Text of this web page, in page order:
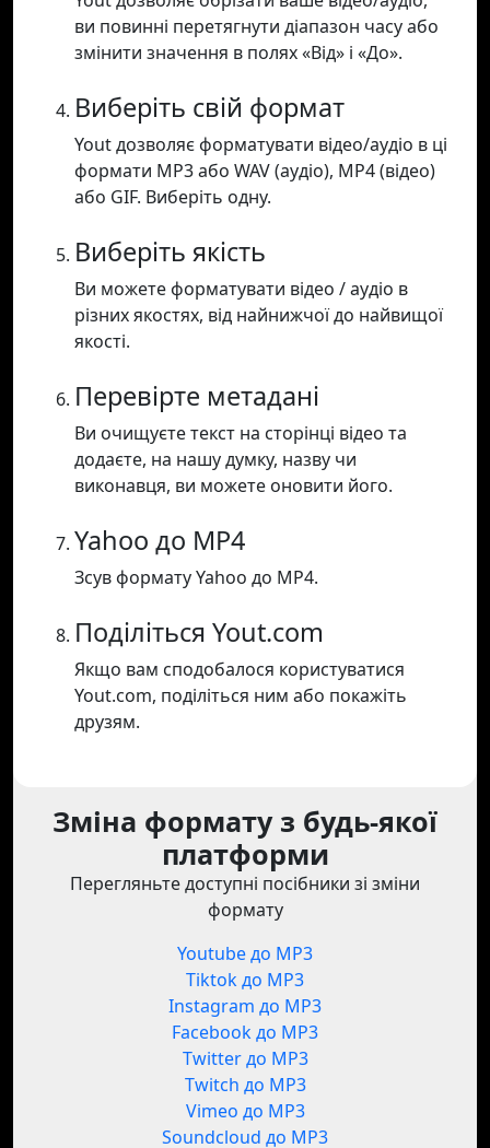
ви повинні перетягнути діапазон часу або
змінити значення в полях «Від» і «До».
Виберіть свій формат
Yout дозволяє форматувати відео/аудіо в ці
формати MP3 або WAV (аудіо), MP4 (відео)
або GIF. Виберіть одну.
Виберіть якість
Ви можете форматувати відео / аудіо в
різних якостях, від найнижчої до найвищої
якості.
Перевірте метадані
Ви очищуєте текст на сторінці відео та
додаєте, на нашу думку, назву чи
виконавця, ви можете оновити його.
Yahoo до MP4
Зсув формату Yahoo до MP4.
Поділіться Yout.com
Якщо вам сподобалося користуватися
Yout.com, поділіться ним або покажіть
друзям.
Зміна формату з будь-якої
платформи
Перегляньте доступні посібники зі зміни
формату
Youtube до MP3
Tiktok до MP3
Instagram до MP3
Facebook до MP3
Twitter до MP3
Twitch до MP3
Vimeo до MP3
Soundcloud до MP3